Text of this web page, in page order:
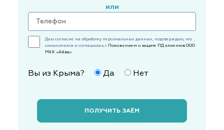
или
Даю согласие на обработку персональных данных, подтверждаю, что
ознакомился и соглашаюсь с Положением о защите ПД клиентов ООО
МКК «Айва»
Вы из Крыма? Да Нет
ПОЛУЧИТЬ ЗАЁМ